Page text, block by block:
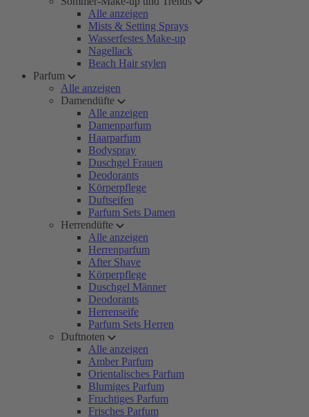
Alle anzeigen
Mists & Setting Sprays
Wasserfestes Make-up
Nagellack
Beach Hair stylen
Parfum
Alle anzeigen
Damendüfte
Alle anzeigen
Damenparfum
Haarparfum
Bodyspray
Duschgel Frauen
Deodorants
Körperpflege
Duftseifen
Parfum Sets Damen
Herrendüfte
Alle anzeigen
Herrenparfum
After Shave
Körperpflege
Duschgel Männer
Deodorants
Herrenseife
Parfum Sets Herren
Duftnoten
Alle anzeigen
Amber Parfum
Orientalisches Parfum
Blumiges Parfum
Fruchtiges Parfum
Frisches Parfum